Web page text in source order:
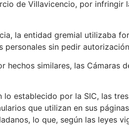
de Villavicencio, por infringir
la entidad gremial utilizaba
personales sin pedir
hechos similares, las Cámaras
establecido por la SIC, las
que utilizan en sus
lo que, según las leyes